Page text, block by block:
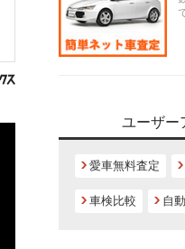
ユーザー
愛車無料査定
車検比較 自